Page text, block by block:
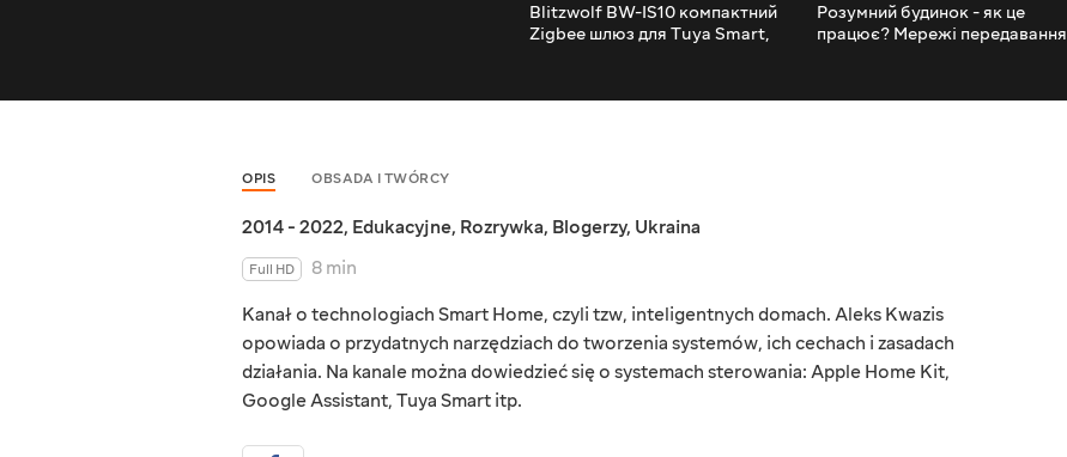
Blitzwolf BW-IS10 компактний
Zigbee шлюз для Tuya Smart,
Розумний будинок - як це
працює? Мережі передавання
OPIS OBSADA I TWÓRCY
2014 - 2022, Edukacyjne, Rozrywka, Blogerzy, Ukraina
Full HD
8 min
Kanał o technologiach Smart Home, czyli tzw, inteligentnych domach. Aleks Kwazis
opowiada o przydatnych narzędziach do tworzenia systemów, ich cechach i zasadach
działania. Na kanale można dowiedzieć się o systemach sterowania: Apple Home Kit,
Google Assistant, Tuya Smart itp.